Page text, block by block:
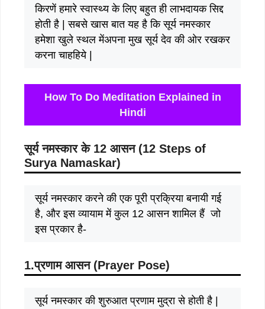
किरणें हमारे स्वास्थ्य के लिए बहुत ही लाभदायक सिद्द
होती है | सबसे खास बात यह है कि सूर्य नमस्कार
हमेशा खुले स्थल मेंअपना मुख सूर्य देव की ओर रखकर
करना चाहहिये |
How To Do Meditation Explained in
Hindi
सूर्य नमस्कार के 12 आसन (12 Steps of
Surya Namaskar)
सूर्य नमस्कार करने की एक पूरी प्रक्रिया बनायी गई
है, और इस व्यायाम में कुल 12 आसन शामिल हैं जो
इस प्रकार है-
1.प्रणाम आसन (Prayer Pose)
सूर्य नमस्‍कार की शुरुआत प्रणाम मुद्रा से होती है |